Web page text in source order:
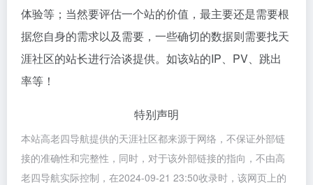
体验等；当然要评估一个站的价值，最主要还是需要根
据您自身的需求以及需要，一些确切的数据则需要找天
涯社区的站长进行洽谈提供。如该站的IP、PV、跳出
率等！
特别声明
本站高老四导航提供的天涯社区都来源于网络，不保证外部链
接的准确性和完整性，同时，对于该外部链接的指向，不由高
老四导航实际控制，在2024-09-21 23:50收录时，该网页上的